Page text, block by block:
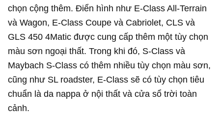
chọn cộng thêm. Điển hình như E-Class All-Terrain
và Wagon, E-Class Coupe và Cabriolet, CLS và
GLS 450 4Matic được cung cấp thêm một tùy chọn
màu sơn ngoại thất. Trong khi đó, S-Class và
Maybach S-Class có thêm nhiều tùy chọn màu sơn,
cũng như SL roadster, E-Class sẽ có tùy chọn tiêu
chuẩn là da nappa ở nội thất và cửa sổ trời toàn
cảnh.